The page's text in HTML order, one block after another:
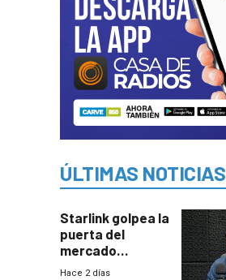
ÚLTIMAS NOTICIAS
Starlink golpea la
puerta del
mercado
uruguayo y Antel
Hace 2 días